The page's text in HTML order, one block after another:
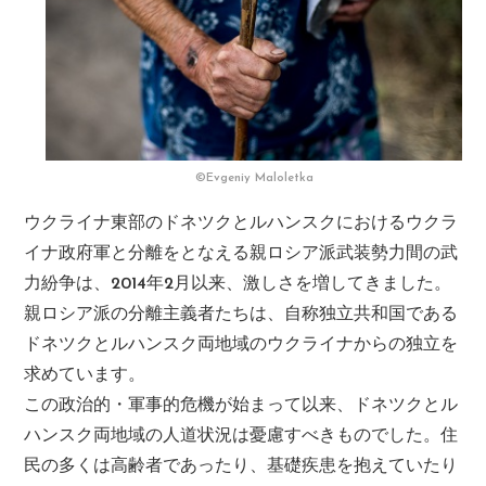
©Evgeniy Maloletka
ウクライナ東部のドネツクとルハンスクにおけるウクラ
イナ政府軍と分離をとなえる親ロシア派武装勢力間の武
力紛争は、2014年2月以来、激しさを増してきました。
親ロシア派の分離主義者たちは、自称独立共和国である
ドネツクとルハンスク両地域のウクライナからの独立を
求めています。
この政治的・軍事的危機が始まって以来、ドネツクとル
ハンスク両地域の人道状況は憂慮すべきものでした。住
民の多くは高齢者であったり、基礎疾患を抱えていたり